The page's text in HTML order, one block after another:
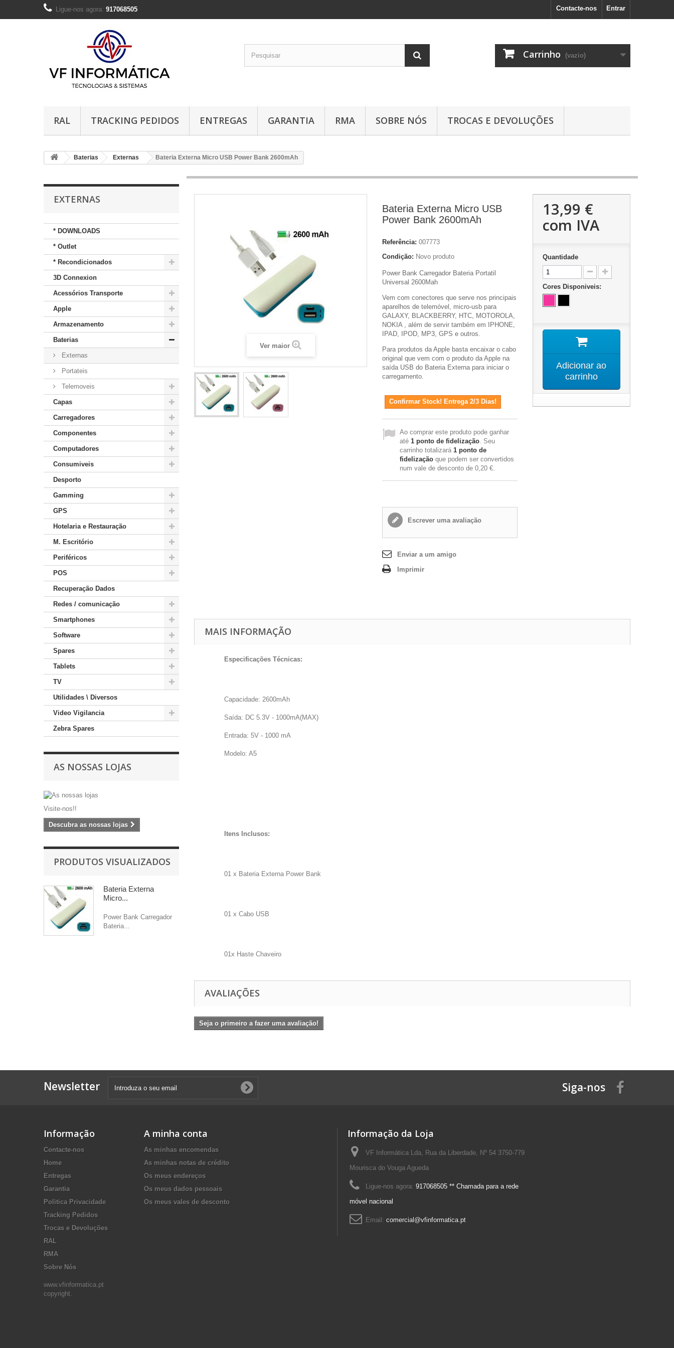
Entrar
Contacte-nos
Ligue-nos agora: 917068505
Carrinho (vazio)
RAL TRACKING PEDIDOS ENTREGAS GARANTIA RMA SOBRE NÓS TROCAS E DEVOLUÇÕES
Baterias Externas Bateria Externa Micro USB Power Bank 2600mAh
EXTERNAS
* DOWNLOADS
* Outlet
* Recondicionados
3D Connexion
Acessórios Transporte
Apple
Armazenamento
Baterias
Externas
Portateis
Telemoveis
Capas
Carregadores
Componentes
Computadores
Consumiveis
Desporto
Gamming
GPS
Hotelaria e Restauração
M. Escritório
Periféricos
POS
Recuperação Dados
Redes / comunicação
Smartphones
Software
Spares
Tablets
TV
Utilidades \ Diversos
Video Vigilancia
Zebra Spares
AS NOSSAS LOJAS
Visite-nos!!
Descubra as nossas lojas
PRODUTOS VISUALIZADOS
Bateria Externa
Micro...
Power Bank Carregador
Bateria...
Ver maior
Bateria Externa Micro USB
Power Bank 2600mAh
Referência: 007773
Condição: Novo produto
Power Bank Carregador Bateria Portatil
Universal 2600Mah
Vem com conectores que serve nos principais
aparelhos de telemóvel, micro-usb para
GALAXY, BLACKBERRY, HTC, MOTOROLA,
NOKIA , além de servir também em IPHONE,
IPAD, IPOD, MP3, GPS e outros.
Para produtos da Apple basta encaixar o cabo
original que vem com o produto da Apple na
saída USB do Bateria Externa para iniciar o
carregamento.
Confirmar Stock! Entrega 2/3 Dias!
Ao comprar este produto pode ganhar
até 1 ponto de fidelização. Seu
carrinho totalizará 1 ponto de
fidelização que podem ser convertidos
num vale de desconto de 0,20 €.
Escrever uma avaliação
Enviar a um amigo
Imprimir
13,99 €
com IVA
Quantidade
Cores Disponiveis:
Adicionar ao
carrinho
MAIS INFORMAÇÃO
Especificações Técnicas:
Capacidade: 2600mAh
Saída: DC 5.3V - 1000mA(MAX)
Entrada: 5V - 1000 mA
Modelo: A5
Itens Inclusos:
01 x Bateria Externa Power Bank
01 x Cabo USB
01x Haste Chaveiro
AVALIAÇÕES
Seja o primeiro a fazer uma avaliação!
Newsletter Siga-nos
Informação
Contacte-nos
Home
Entregas
Garantia
Politica Privacidade
Tracking Pedidos
Trocas e Devoluções
RAL
RMA
Sobre Nós
www.vfinformatica.pt
copyright.
A minha conta
As minhas encomendas
As minhas notas de crédito
Os meus endereços
Os meus dados pessoais
Os meus vales de desconto
Informação da Loja
VF Informática Lda, Rua da Liberdade, Nº 54 3750-779
Mourisca do Vouga Agueda
Ligue-nos agora: 917068505 ** Chamada para a rede
móvel nacional
Email: comercial@vfinformatica.pt